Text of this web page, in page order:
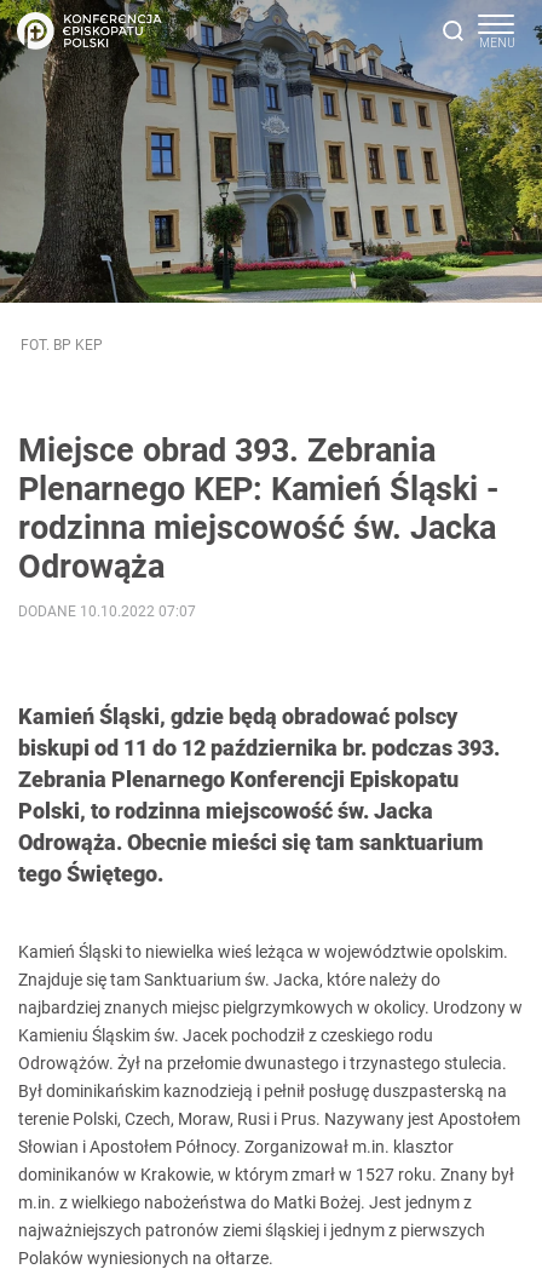
FOT. BP KEP
Miejsce obrad 393. Zebrania
Plenarnego KEP: Kamień Śląski -
rodzinna miejscowość św. Jacka
Odrowąża
Kamień Śląski, gdzie będą obradować polscy
biskupi od 11 do 12 października br. podczas 393.
Zebrania Plenarnego Konferencji Episkopatu
Polski, to rodzinna miejscowość św. Jacka
Odrowąża. Obecnie mieści się tam sanktuarium
tego Świętego.
DODANE 10.10.2022 07:07
Kamień Śląski to niewielka wieś leżąca w województwie opolskim.
Znajduje się tam Sanktuarium św. Jacka, które należy do
najbardziej znanych miejsc pielgrzymkowych w okolicy. Urodzony w
Kamieniu Śląskim św. Jacek pochodził z czeskiego rodu
Odrowążów. Żył na przełomie dwunastego i trzynastego stulecia.
Był dominikańskim kaznodzieją i pełnił posługę duszpasterską na
terenie Polski, Czech, Moraw, Rusi i Prus. Nazywany jest Apostołem
Słowian i Apostołem Północy. Zorganizował m.in. klasztor
dominikanów w Krakowie, w którym zmarł w 1527 roku. Znany był
m.in. z wielkiego nabożeństwa do Matki Bożej. Jest jednym z
najważniejszych patronów ziemi śląskiej i jednym z pierwszych
Polaków wyniesionych na ołtarze.